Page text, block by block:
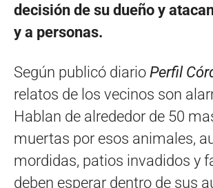
decisión de su dueño y
y a personas.
Según publicó diario Perfil
relatos de los vecinos son
Hablan de alrededor de 50
muertas por esos animales,
mordidas, patios invadidos y
deben esperar dentro de sus